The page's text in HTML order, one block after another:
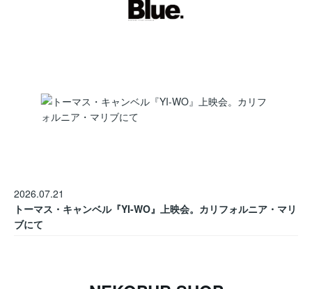
2026.07.21
トーマス・キャンベル『YI-WO』上映会。カリフォルニア・マリ
ブにて